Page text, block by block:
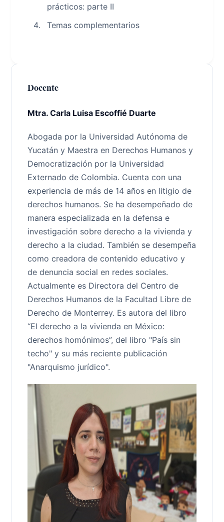
prácticos: parte II
Temas complementarios
Docente
Mtra. Carla Luisa Escoffié Duarte
Abogada por la Universidad Autónoma de
Yucatán y Maestra en Derechos Humanos y
Democratización por la Universidad
Externado de Colombia. Cuenta con una
experiencia de más de 14 años en litigio de
derechos humanos. Se ha desempeñado de
manera especializada en la defensa e
investigación sobre derecho a la vivienda y
derecho a la ciudad. También se desempeña
como creadora de contenido educativo y
de denuncia social en redes sociales.
Actualmente es Directora del Centro de
Derechos Humanos de la Facultad Libre de
Derecho de Monterrey. Es autora del libro
“El derecho a la vivienda en México:
derechos homónimos”, del libro "País sin
techo" y su más reciente publicación
"Anarquismo jurídico".